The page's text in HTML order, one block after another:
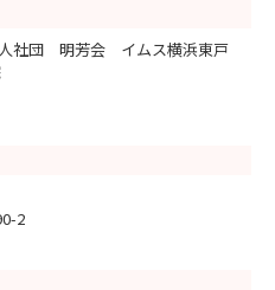
人社団 明芳会 イムス横浜東戸
2